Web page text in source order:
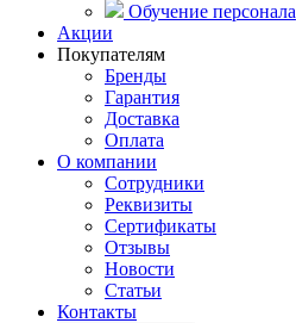
Обучение персонала
Акции
Покупателям
Бренды
Гарантия
Доставка
Оплата
О компании
Сотрудники
Реквизиты
Сертификаты
Отзывы
Новости
Статьи
Контакты